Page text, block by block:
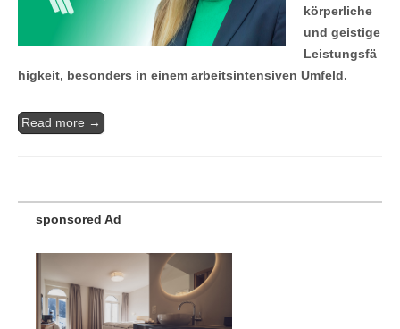
körperliche
und geistige
Leistungsfä
higkeit, besonders in einem arbeitsintensiven Umfeld.
Read more →
sponsored Ad